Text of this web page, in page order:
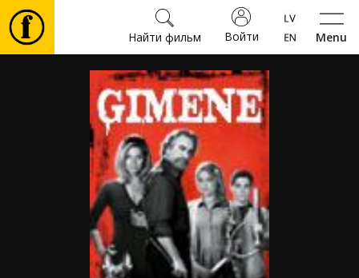
Menu
Войти
Найти фильм
Фильмы
Билеты
Культура
Мероприятия
Новости